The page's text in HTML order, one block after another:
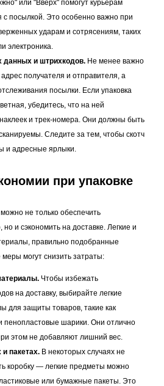
или "Вверх" помогут курьерам
с посылкой. Это особенно важно при
ударам и сотрясениям, таких
электроника.
данных и штрихкодов. Не менее важно
получателя и отправителя, а
посылки. Если упаковка
убедитесь, что на ней
и трек-номера. Они должны быть
Следите за тем, чтобы скотч
и адресные ярлыки.
при упаковке
не только обеспечить
и сэкономить на доставке. Легкие и
правильно подобранные
могут снизить затраты:
Чтобы избежать
на доставку, выбирайте легкие
для защиты товаров, такие как
пенопластовые шарики. Они отлично
этом не добавляют лишний вес.
пакетах. В некоторых случаях не
коробку — легкие предметы можно
или бумажные пакеты. Это